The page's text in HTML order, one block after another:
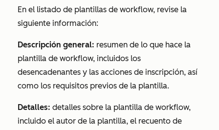
En el listado de plantillas de workflow, revise la
siguiente información:
Descripción general: resumen de lo que hace la
plantilla de workflow, incluidos los
desencadenantes y las acciones de inscripción, así
como los requisitos previos de la plantilla.
Detalles: detalles sobre la plantilla de workflow,
incluido el autor de la plantilla, el recuento de